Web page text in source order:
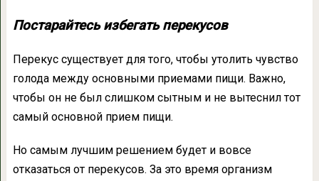
Постарайтесь избегать перекусов
Перекус существует для того, чтобы утолить чувство
голода между основными приемами пищи. Важно,
чтобы он не был слишком сытным и не вытеснил тот
самый основной прием пищи.
Но самым лучшим решением будет и вовсе
отказаться от перекусов. За это время организм